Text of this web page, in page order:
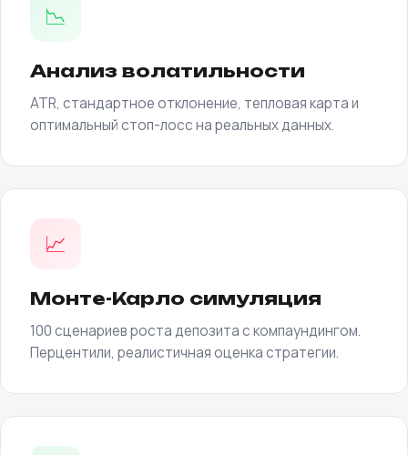
📉
Анализ волатильности
ATR, стандартное отклонение, тепловая карта и
оптимальный стоп-лосс на реальных данных.
📈
Монте-Карло симуляция
100 сценариев роста депозита с компаундингом.
Перцентили, реалистичная оценка стратегии.